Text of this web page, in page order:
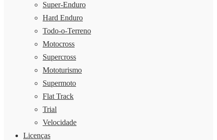
Super-Enduro
Hard Enduro
Todo-o-Terreno
Motocross
Supercross
Mototurismo
Supermoto
Flat Track
Trial
Velocidade
Licenças